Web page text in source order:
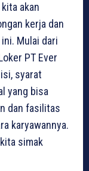
akan
kerja dan
Mulai dari
PT Ever
syarat
yang bisa
dan fasilitas
karyawannya.
simak